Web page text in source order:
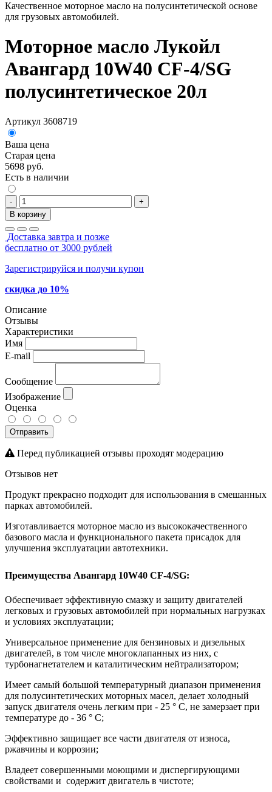
Качественное моторное масло на полусинтетической основе
для грузовых автомобилей.
Моторное масло Лукойл
Авангард 10W40 CF-4/SG
полусинтетическое 20л
Артикул 3608719
Ваша цена
Старая цена
5698 руб.
Есть в наличии
-
+
В корзину
Доставка завтра и позже
бесплатно от 3000 рублей
Зарегистрируйся и получи купон
скидка до 10%
Описание
Отзывы
Характеристики
Имя
E-mail
Сообщение
Изображение
Оценка
Отправить
Перед публикацией отзывы проходят модерацию
Отзывов нет
Продукт прекрасно подходит для использования в смешанных
парках автомобилей.
Изготавливается моторное масло из высококачественного
базового масла и функционального пакета присадок для
улучшения эксплуатации автотехники.
Преимущества Авангард 10W40 CF-4/SG:
Обеспечивает эффективную смазку и защиту двигателей
легковых и грузовых автомобилей при нормальных нагрузках
и условиях эксплуатации;
Универсальное применение для бензиновых и дизельных
двигателей, в том числе многоклапанных из них, с
турбонагнетателем и каталитическим нейтрализатором;
Имеет самый большой температурный диапазон применения
для полусинтетических моторных масел, делает холодный
запуск двигателя очень легким при - 25 ° С, не замерзает при
температуре до - 36 ° C;
Эффективно защищает все части двигателя от износа,
ржавчины и коррозии;
Владеет совершенными моющими и диспергирующими
свойствами и содержит двигатель в чистоте;